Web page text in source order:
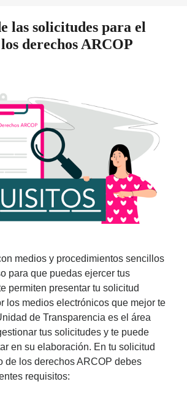
las solicitudes para el
derechos ARCOP
medios y procedimientos sencillos
para que puedas ejercer tus
permiten presentar tu solicitud
los medios electrónicos que mejor te
de Transparencia es el área
tus solicitudes y te puede
en su elaboración. En tu solicitud
de los derechos ARCOP debes
requisitos: